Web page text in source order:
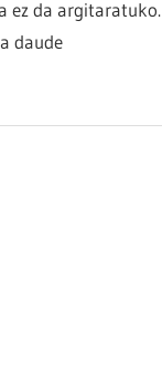
ez da argitaratuko.
daude